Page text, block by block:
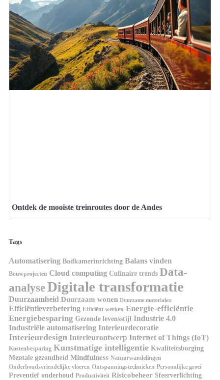
Ontdek de mooiste treinroutes door de Andes
Tags
Automatisering Badkamerinrichting Balans vinden
Bouwprojecten Cloud computing Culinaire trends Data-
analyseDigitale transformatie
Duurzaamheid Duurzaam wonen Duurzame materialen
Efficiëntieverbetering Efficiënt werken Energie-efficiëntie
Energiebesparing Gezonde levensstijl Industrie 4.0
Industriële automatisering Interieurdecoratie
Interieurdesign Interieurontwerp Internet of Things (IoT)
Kostenbesparing Kunstmatige intelligentie Kwaliteitsborging
Mentale gezondheid Mindfulness Natuurwandelingen
Onderhoudsvriendelijke vloeren Ontspanningstechnieken Persoonlijke groei
Preventief onderhoud Productiviteit Risicobeheer Sfeerverlichting